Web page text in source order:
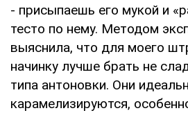
- присыпаешь его мукой и
тесто по нему. Методом
выяснила, что для моего
начинку лучше брать не
типа антоновки. Они
карамелизируются,